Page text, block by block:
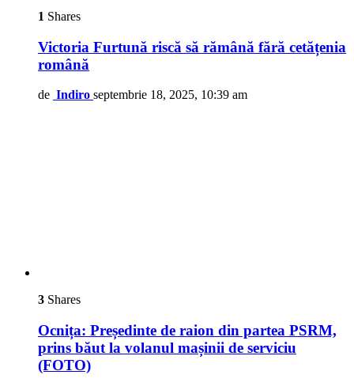
1 Shares
Victoria Furtună riscă să rămână fără cetățenia
română
de Indiro septembrie 18, 2025, 10:39 am
3 Shares
Ocnița: Președinte de raion din partea PSRM,
prins băut la volanul mașinii de serviciu
(FOTO)